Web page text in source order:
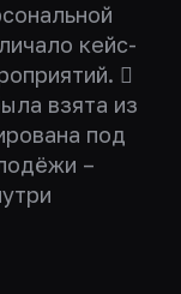
кейс-

взята из
под
–